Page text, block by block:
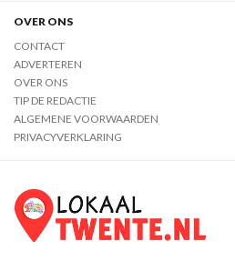
OVER ONS
CONTACT
ADVERTEREN
OVER ONS
TIP DE REDACTIE
ALGEMENE VOORWAARDEN
PRIVACYVERKLARING